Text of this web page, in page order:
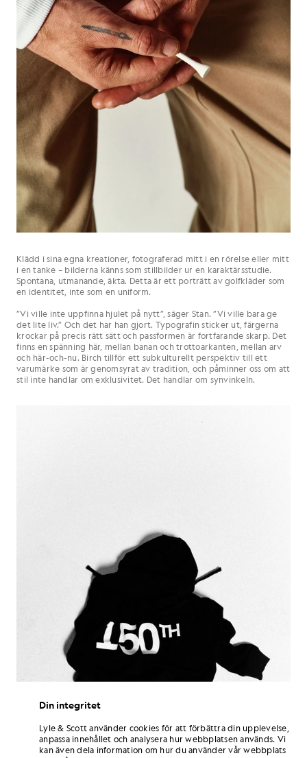
Klädd i sina egna kreationer, fotograferad mitt i en rörelse eller mitt
i en tanke – bilderna känns som stillbilder ur en karaktärsstudie.
Spontana, utmanande, äkta. Detta är ett porträtt av golfkläder som
en identitet, inte som en uniform.
”Vi ville inte uppfinna hjulet på nytt”, säger Stan. ”Vi ville bara ge
det lite liv.” Och det har han gjort. Typografin sticker ut, färgerna
krockar på precis rätt sätt och passformen är fortfarande skarp. Det
finns en spänning här, mellan banan och trottoarkanten, mellan arv
och här-och-nu. Birch tillför ett subkulturellt perspektiv till ett
varumärke som är genomsyrat av tradition, och påminner oss om att
stil inte handlar om exklusivitet. Det handlar om synvinkeln.
Din integritet
Lyle & Scott använder cookies för att förbättra din upplevelse,
anpassa innehållet och analysera hur webbplatsen används. Vi
kan även dela information om hur du använder vår webbplats